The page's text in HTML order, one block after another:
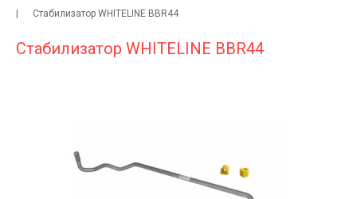
|
Стабилизатор WHITELINE BBR44
Стабилизатор WHITELINE BBR44